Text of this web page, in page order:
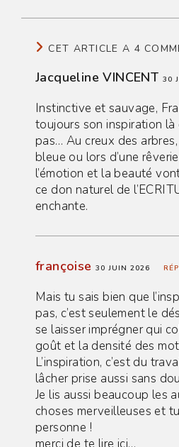
CET ARTICLE A 4
Jacqueline VINCENT 30
Instinctive et sauvage,
toujours son inspiration là
pas… Au creux des
bleue ou lors d’une
l’émotion et la beauté
ce don naturel de
enchante.
françoise 30 JUIN 2026
Mais tu sais bien que
pas, c’est seulement le
se laisser imprégner qui
goût et la densité des
L’inspiration, c’est du
lâcher prise aussi sans
Je lis aussi beaucoup les
choses merveilleuses et
personne !